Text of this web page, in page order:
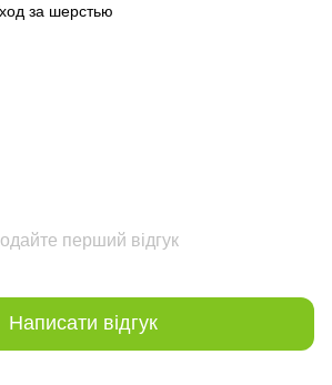
за шерстью
перший відгук
Написати відгук